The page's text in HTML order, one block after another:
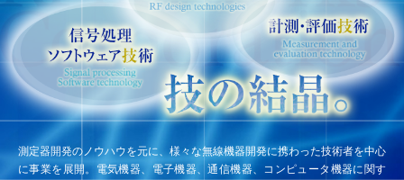
測定器開発のノウハウを元に、 様々な無線機器開発に携わった技術者を中心
に事業を展開。
電気機器、電子機器、通信機器、コンピュータ機器に関す